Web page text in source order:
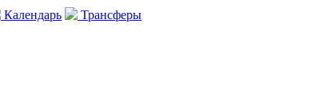
Календарь Трансферы